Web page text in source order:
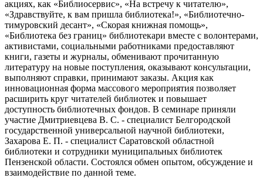
акциях, как «Библиосервис», «На встречу к читателю»,
«Здравствуйте, к вам пришла библиотека!», «Библиотечно-
тимуровский десант», «Скорая книжная помощь»,
«Библиотека без границ» библиотекари вместе с волонтерами,
активистами, социальными работниками предоставляют
книги, газеты и журналы, обменивают прочитанную
литературу на новые поступления, оказывают консультации,
выполняют справки, принимают заказы. Акция как
инновационная форма массового мероприятия позволяет
расширить круг читателей библиотек и повышает
доступность библиотечных фондов. В семинаре приняли
участие Дмитриевцева В. С. - специалист Белгородской
государственной универсальной научной библиотеки,
Захарова Е. П. - специалист Саратовской областной
библиотеки и сотрудники муниципальных библиотек
Пензенской области. Состоялся обмен опытом, обсуждение и
взаимодействие по данной теме.